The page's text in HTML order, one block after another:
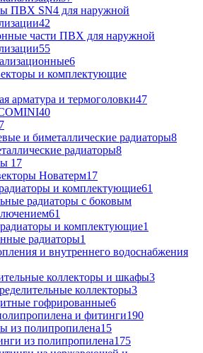
ПВХ SN4 для наружной
42
части ПВХ для наружной
55
6
и комплектующие
арматура и термоголовки47
40
7
и биметаллические радиаторы8
радиаторы8
17
Новатерм17
и комплектующие61
радиаторы с боковым
61
и комплектующие1
радиаторы1
и внутреннего водоснабжения
коллекторы и шкафы3
коллекторы3
гофрированные6
и фитинги190
из полипропилена15
из полипропилена175